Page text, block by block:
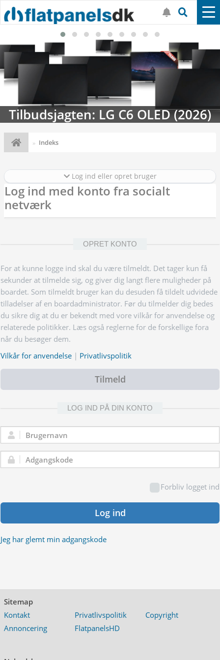
Tilbudsjagten: LG C6 OLED (2026)
Indeks
Log ind eller opret bruger
Log ind med konto fra socialt
netværk
OPRET KONTO
For at kunne logge ind skal du være tilmeldt. Det tager kun få
sekunder at tilmelde sig, og giver dig langt flere muligheder på
boardet. Som tilmeldt bruger kan du desuden få tildelt udvidede
tilladelser af en boardadministrator. Før du tilmelder dig bedes
du sikre dig at du er bekendt med vore vilkår for anvendelse og
relaterede politikker. Læs også reglerne for de forskellige fora
når du besøger dem.
Vilkår for anvendelse | Privatlivspolitik
Tilmeld
LOG IND PÅ DIN KONTO
Brugernavn:
Adgangskode:
Forbliv logget ind
Log ind
Jeg har glemt min adgangskode
Sitemap
Kontakt
Privatlivspolitik
Copyright
Annoncering
FlatpanelsHD